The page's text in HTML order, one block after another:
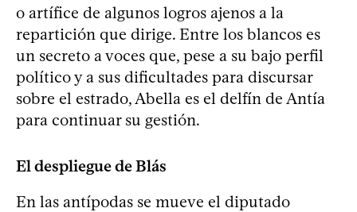
o artífice de algunos logros ajenos a la
repartición que dirige. Entre los blancos es
un secreto a voces que, pese a su bajo perfil
político y a sus dificultades para discursar
sobre el estrado, Abella es el delfín de Antía
para continuar su gestión.
El despliegue de Blás
En las antípodas se mueve el diputado